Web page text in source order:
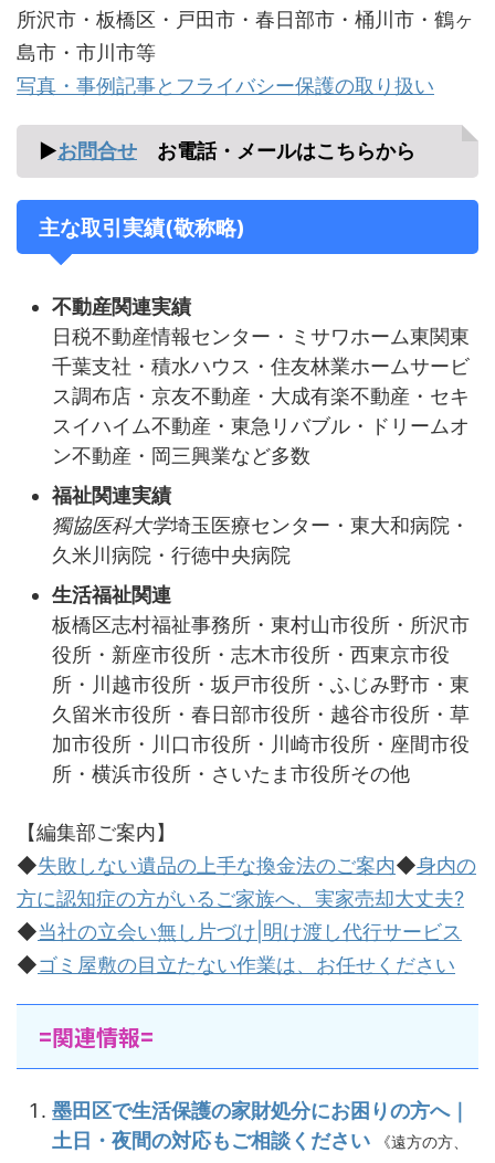
所沢市・板橋区・戸田市・春日部市・桶川市・鶴ヶ
島市・市川市等
写真・事例記事とフライバシー保護の取り扱い
▶お問合せ お電話・メールはこちらから
主な取引実績(敬称略)
不動産関連実績
日税不動産情報センター・ミサワホーム東関東
千葉支社・積水ハウス・住友林業ホームサービ
ス調布店・京友不動産・大成有楽不動産・セキ
スイハイム不動産・東急リバブル・ドリームオ
ン不動産・岡三興業など多数
福祉関連実績
獨協医科大学埼玉医療センター・東大和病院・
久米川病院・行徳中央病院
生活福祉関連
板橋区志村福祉事務所・東村山市役所・所沢市
役所・新座市役所・志木市役所・西東京市役
所・川越市役所・坂戸市役所・ふじみ野市・東
久留米市役所・春日部市役所・越谷市役所・草
加市役所・川口市役所・川崎市役所・座間市役
所・横浜市役所・さいたま市役所その他
【編集部ご案内】
◆失敗しない遺品の上手な換金法のご案内◆身内の
方に認知症の方がいるご家族へ、実家売却大丈夫?
◆当社の立会い無し片づけ|明け渡し代行サービス
◆ゴミ屋敷の目立たない作業は、お任せください
=関連情報=
墨田区で生活保護の家財処分にお困りの方へ｜
土日・夜間の対応もご相談ください
《遠方の方、